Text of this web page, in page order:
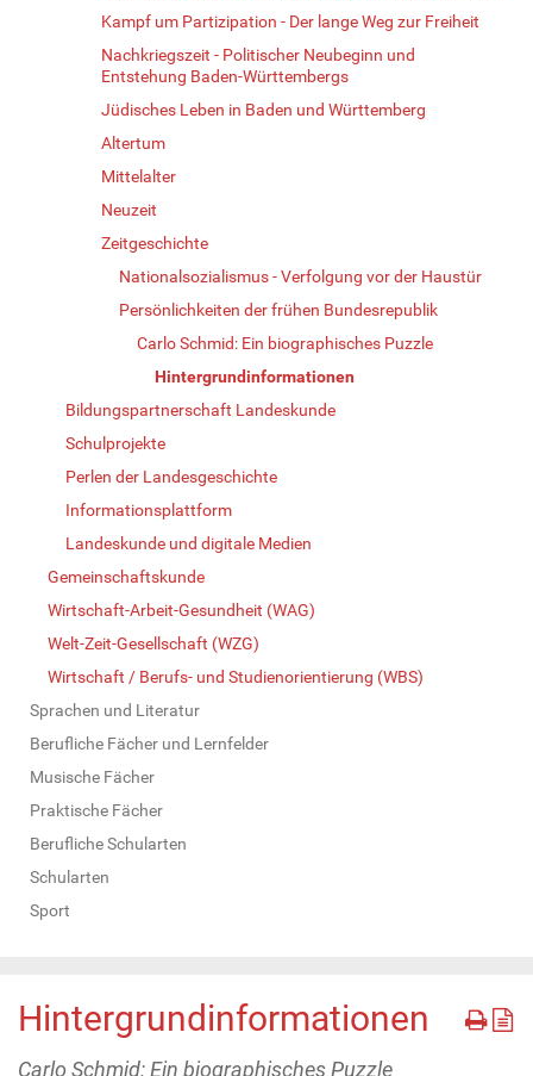
Kampf um Partizipation - Der lange Weg zur Freiheit
Nachkriegszeit - Politischer Neubeginn und
Entstehung Baden-Württembergs
Jüdisches Leben in Baden und Württemberg
Altertum
Mittelalter
Neuzeit
Zeitgeschichte
Nationalsozialismus - Verfolgung vor der Haustür
Persönlichkeiten der frühen Bundesrepublik
Carlo Schmid: Ein biographisches Puzzle
Hintergrundinformationen
Bildungspartnerschaft Landeskunde
Schulprojekte
Perlen der Landesgeschichte
Informationsplattform
Landeskunde und digitale Medien
Gemeinschaftskunde
Wirtschaft-Arbeit-Gesundheit (WAG)
Welt-Zeit-Gesellschaft (WZG)
Wirtschaft / Berufs- und Studienorientierung (WBS)
Sprachen und Literatur
Berufliche Fächer und Lernfelder
Musische Fächer
Praktische Fächer
Berufliche Schularten
Schularten
Sport
Hintergrundinformationen
Carlo Schmid: Ein biographisches Puzzle